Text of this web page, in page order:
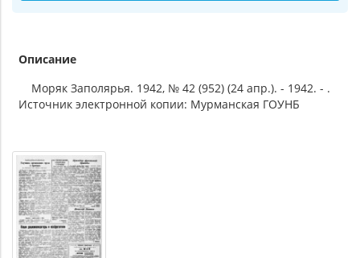
Описание
Моряк Заполярья. 1942, № 42 (952) (24 апр.). - 1942. - .
Источник электронной копии: Мурманская ГОУНБ